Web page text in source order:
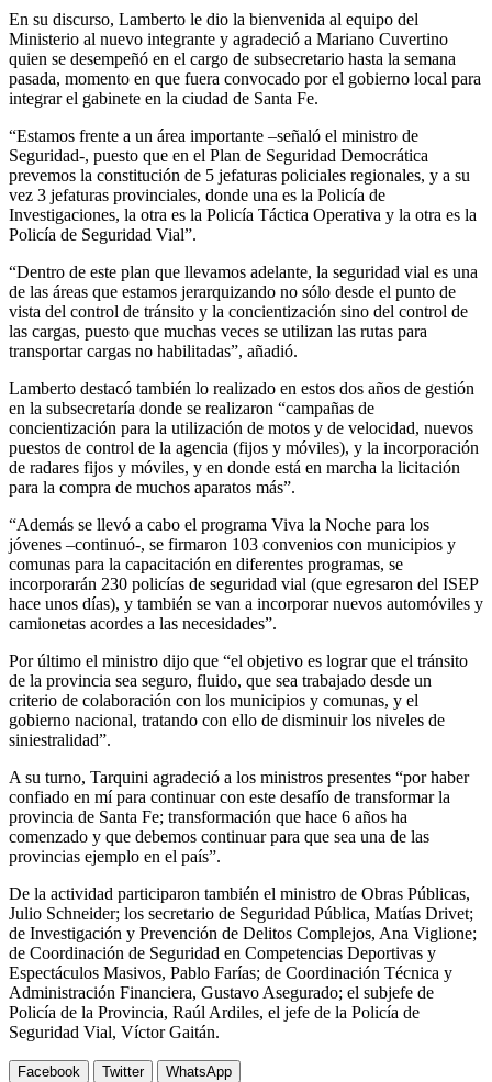
En su discurso, Lamberto le dio la bienvenida al equipo del
Ministerio al nuevo integrante y agradeció a Mariano Cuvertino
quien se desempeñó en el cargo de subsecretario hasta la semana
pasada, momento en que fuera convocado por el gobierno local para
integrar el gabinete en la ciudad de Santa Fe.
“Estamos frente a un área importante –señaló el ministro de
Seguridad-, puesto que en el Plan de Seguridad Democrática
prevemos la constitución de 5 jefaturas policiales regionales, y a su
vez 3 jefaturas provinciales, donde una es la Policía de
Investigaciones, la otra es la Policía Táctica Operativa y la otra es la
Policía de Seguridad Vial”.
“Dentro de este plan que llevamos adelante, la seguridad vial es una
de las áreas que estamos jerarquizando no sólo desde el punto de
vista del control de tránsito y la concientización sino del control de
las cargas, puesto que muchas veces se utilizan las rutas para
transportar cargas no habilitadas”, añadió.
Lamberto destacó también lo realizado en estos dos años de gestión
en la subsecretaría donde se realizaron “campañas de
concientización para la utilización de motos y de velocidad, nuevos
puestos de control de la agencia (fijos y móviles), y la incorporación
de radares fijos y móviles, y en donde está en marcha la licitación
para la compra de muchos aparatos más”.
“Además se llevó a cabo el programa Viva la Noche para los
jóvenes –continuó-, se firmaron 103 convenios con municipios y
comunas para la capacitación en diferentes programas, se
incorporarán 230 policías de seguridad vial (que egresaron del ISEP
hace unos días), y también se van a incorporar nuevos automóviles y
camionetas acordes a las necesidades”.
Por último el ministro dijo que “el objetivo es lograr que el tránsito
de la provincia sea seguro, fluido, que sea trabajado desde un
criterio de colaboración con los municipios y comunas, y el
gobierno nacional, tratando con ello de disminuir los niveles de
siniestralidad”.
A su turno, Tarquini agradeció a los ministros presentes “por haber
confiado en mí para continuar con este desafío de transformar la
provincia de Santa Fe; transformación que hace 6 años ha
comenzado y que debemos continuar para que sea una de las
provincias ejemplo en el país”.
De la actividad participaron también el ministro de Obras Públicas,
Julio Schneider; los secretario de Seguridad Pública, Matías Drivet;
de Investigación y Prevención de Delitos Complejos, Ana Viglione;
de Coordinación de Seguridad en Competencias Deportivas y
Espectáculos Masivos, Pablo Farías; de Coordinación Técnica y
Administración Financiera, Gustavo Asegurado; el subjefe de
Policía de la Provincia, Raúl Ardiles, el jefe de la Policía de
Seguridad Vial, Víctor Gaitán.
Facebook Twitter WhatsApp